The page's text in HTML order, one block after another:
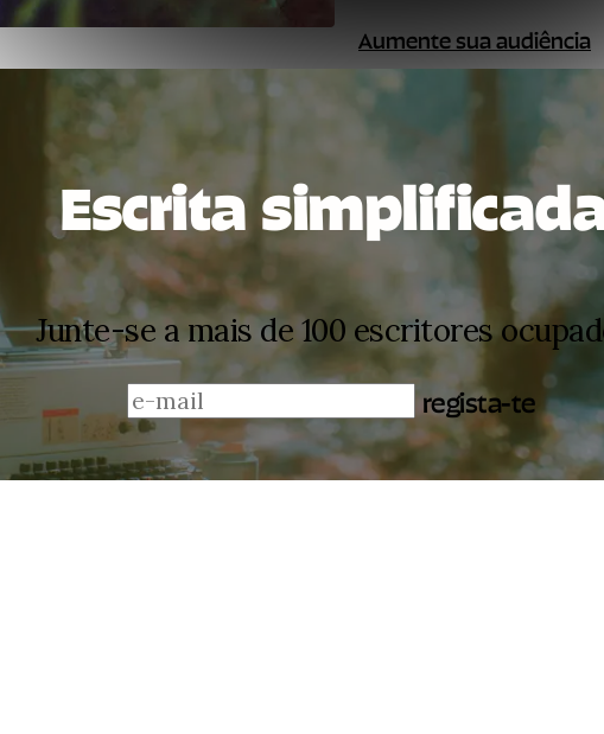
Aumente sua audiência
Escrita
Junte-se a mais de 100 escritores
regista-te